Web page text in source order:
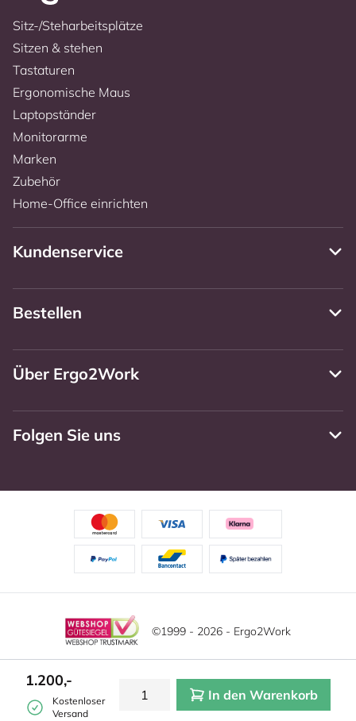
1.200,-
Kostenloser
Versand
In den Warenkorb
Sitz-/Steharbeitsplätze
Sitzen & stehen
Tastaturen
Ergonomische Maus
Laptopständer
Monitorarme
Marken
Zubehör
Home-Office einrichten
Kundenservice
Bestellen
Über Ergo2Work
Folgen Sie uns
©1999 - 2026 - Ergo2Work
Allgemeine Geschäftsbedingungen
Cookie-Einstellungen
Diese Website verwendet Cookies. Lesen Sie unsere
Datenschutzerklärung für weitere Informationen.Mehr
|Verstecken